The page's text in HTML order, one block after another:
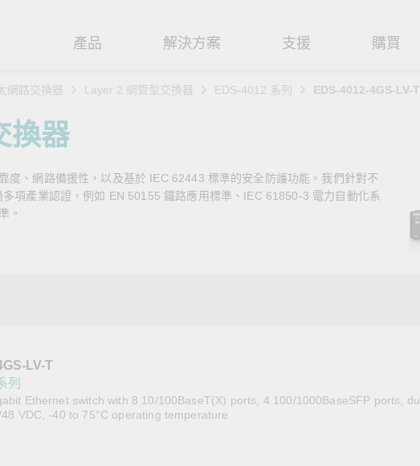
產品
工業網路基礎設施
安全路由器
無線 AP/橋接器/用戶端
網路安全設備
串列轉接器
解決方案
產業聚焦
軌道運輸
電力能源
時效性網路 (TSN)
強化 OT 網路安全
閱讀更多網路安全專文以
專家對工業網路安全的見
支援
產品支援
產品 FAQs
安全公告
保固政策
購買
購買方式
關於我們
緣起與創新
客戶經驗與成功
新聞與活動
創造永續價值
網路交換器 Layer 2 網管型交換器 EDS-4012 系列 EDS-4012-4GS-LV-T
換器
度、網路備援性，以及基於 IEC 62443 標準的安全防護功能。我們針對不
項產業認證，例如 EN 50155 鐵路應用標準、IEC 61850-3 電力自動化系
。
LV-T
列
Ethernet switch with 8 10/100BaseT(X) ports, 4 100/1000BaseSFP ports,
VDC, -40 to 75°C operating temperature